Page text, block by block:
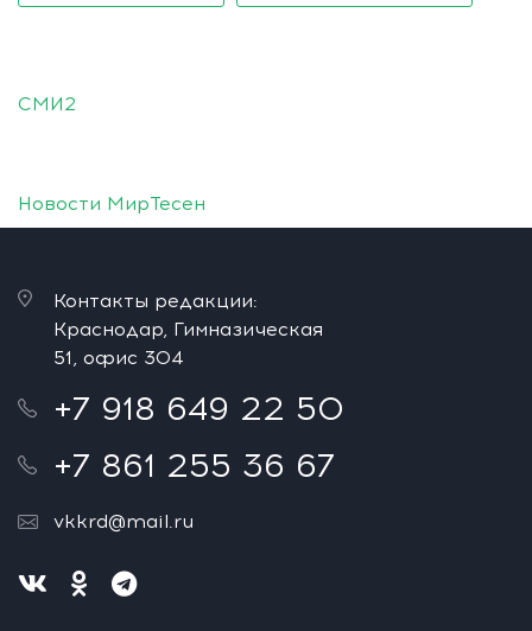
СМИ2
Новости МирТесен
Контакты редакции:
Краснодар, Гимназическая
51, офис 304
+7 918 649 22 50
+7 861 255 36 67
vkkrd@mail.ru